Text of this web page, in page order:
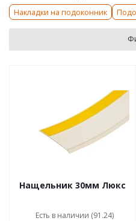
Накладки на подоконник
Нащельник 30мм Люкс
Есть в наличии (91.24)